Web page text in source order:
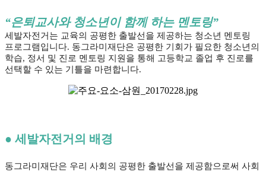
“은퇴교사와 청소년이 함께 하는 멘토링”
세발자전거는 교육의 공평한 출발선을 제공하는 청소년 멘토링
프로그램입니다. 동그라미재단은 공평한 기회가 필요한 청소년의
학습, 정서 및 진로 멘토링 지원을 통해 고등학교 졸업 후 진로를
선택할 수 있는 기틀을 마련합니다.
● 세발자전거의 배경
동그라미재단은 우리 사회의 공평한 출발선을 제공함으로써 사회